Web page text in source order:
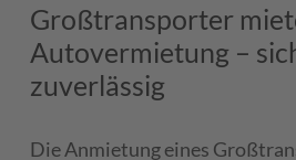
Großtransporter
Autovermietung –
zuverlässig
Die Anmietung eines